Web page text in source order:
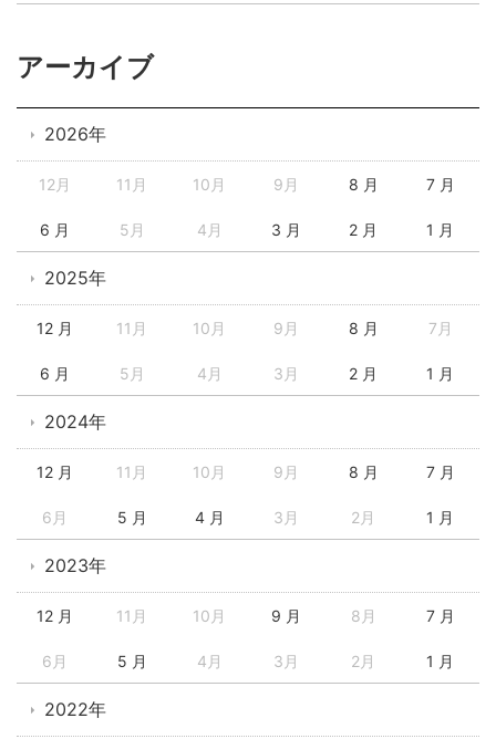
アーカイブ
2026年
12月 11月 10月 9月 8 月 7 月
6 月 5月 4月 3 月 2 月 1 月
2025年
12 月 11月 10月 9月 8 月 7月
6 月 5月 4月 3月 2 月 1 月
2024年
12 月 11月 10月 9月 8 月 7 月
6月 5 月 4 月 3月 2月 1 月
2023年
12 月 11月 10月 9 月 8月 7 月
6月 5 月 4月 3月 2月 1 月
2022年